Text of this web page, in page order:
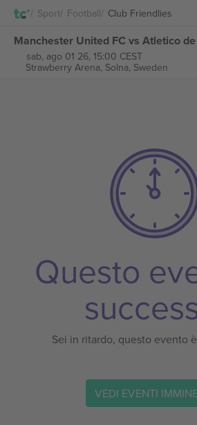
Sport Football Club Friendlies
sab, ago 01 26, 15:00 CEST
Strawberry Arena, Solna, Sweden
Questo
Sei in ritardo, questo evento
VEDI EVENTI